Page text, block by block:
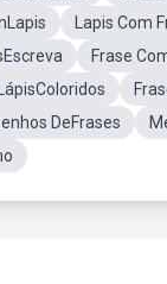
Lapis Com
Frase
DeFrases